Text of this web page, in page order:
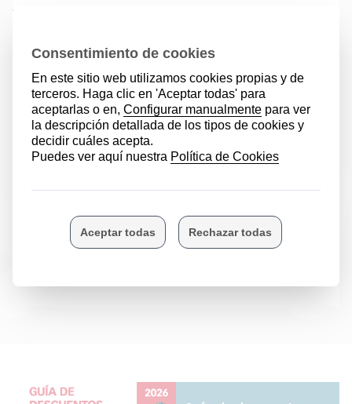
«La situación de estrés ante el inicio
de curso en las familias numerosas
se multiplica»
Fuente: EL DIARIO VASCO. 27 agosto